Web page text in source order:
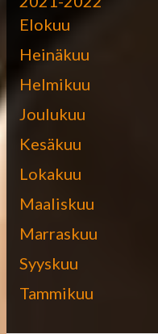
Elokuu
Heinäkuu
Helmikuu
Joulukuu
Kesäkuu
Lokakuu
Maaliskuu
Marraskuu
Syyskuu
Tammikuu